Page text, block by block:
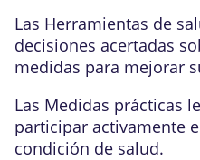
Las Herramientas de
decisiones acertadas
medidas para mejorar
Las Medidas prácticas
participar activamente
condición de salud.